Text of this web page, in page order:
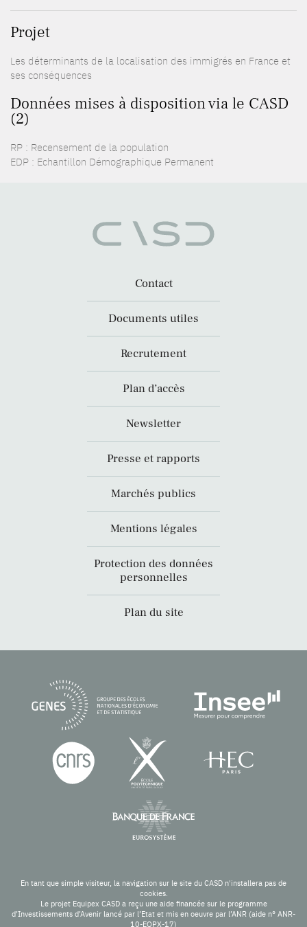
Projet
Les déterminants de la localisation des immigrés en France et
ses conséquences
Données mises à disposition via le CASD
(2)
RP : Recensement de la population
EDP : Echantillon Démographique Permanent
Contact
Documents utiles
Recrutement
Plan d’accès
Newsletter
Presse et rapports
Marchés publics
Mentions légales
Protection des données
personnelles
Plan du site
En tant que simple visiteur, la navigation sur le site du CASD n'installera pas de
cookies.
Le projet Equipex CASD a reçu une aide financée sur le programme
d’Investissements d’Avenir lancé par l’Etat et mis en oeuvre par l’ANR (aide n° ANR-
10-EQPX-17)